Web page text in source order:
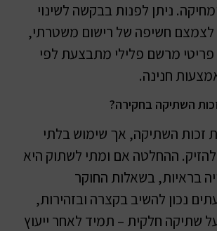
ניתן לפנות בבקשה לשינוי
לצמצם חשיפה של רישום משטרתי,
פריטי מרשם פלילי מתבצעת לפי
חנינה.
השתיקה בחקירה?
זכות השתיקה, אך שימוש בלתי
ההחלטה אם ומתי לשתוק היא
בראיות, בשאלות החוקר
נכון להשיב בקצרה ובזהירות,
שתיקה חלקית – תמיד לאחר ייעוץ